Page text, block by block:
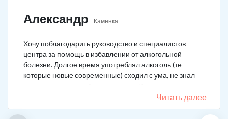
Александр Каменка
Хочу поблагодарить руководство и специалистов
центра за помощь в избавлении от алкогольной
болезни. Долгое время употреблял алкоголь (те
которые новые современные) сходил с ума, не знал
куда деться от своей зависимости. Искал тех кто
сможет мне помочь в интернете, позвонил, приехал.
На сегодняшний день не употребляю!
Читать далее